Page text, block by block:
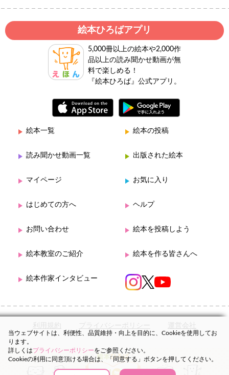
絵本ひろばアプリ
5,000冊以上の絵本や2,000作
品以上の読み聞かせ動画が無
料で楽しめる！
『絵本ひろば』公式アプリ。
絵本一覧 絵本の投稿
読み聞かせ動画一覧 出版された絵本
マイページ お気に入り
はじめての方へ ヘルプ
お問い合わせ 絵本を投稿しよう
絵本教室のご紹介 絵本を作る皆さんへ
絵本作家インタビュー
利用規約 プライバシーポリシー 運営会社
当ウェブサイトは、利便性、品質維持・向上を目的に、Cookieを使用してお
ります。
詳しくはプライバシーポリシーをご参照ください。
Cookieの利用に同意頂ける場合は、「同意する」ボタンを押してください。